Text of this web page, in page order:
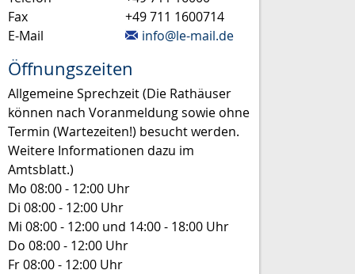
Fax
+49 711 1600714
E-Mail
info@le-mail.de
Öffnungszeiten
Allgemeine Sprechzeit (Die Rathäuser
können nach Voranmeldung sowie ohne
Termin (Wartezeiten!) besucht werden.
Weitere Informationen dazu im
Amtsblatt.)
Mo 08:00 - 12:00 Uhr
Di 08:00 - 12:00 Uhr
Mi 08:00 - 12:00 und 14:00 - 18:00 Uhr
Do 08:00 - 12:00 Uhr
Fr08:00 - 12:00 Uhr